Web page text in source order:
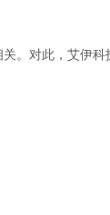
。对此，艾伊科